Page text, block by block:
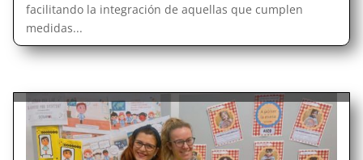
facilitando la integración de aquellas que cumplen
medidas...